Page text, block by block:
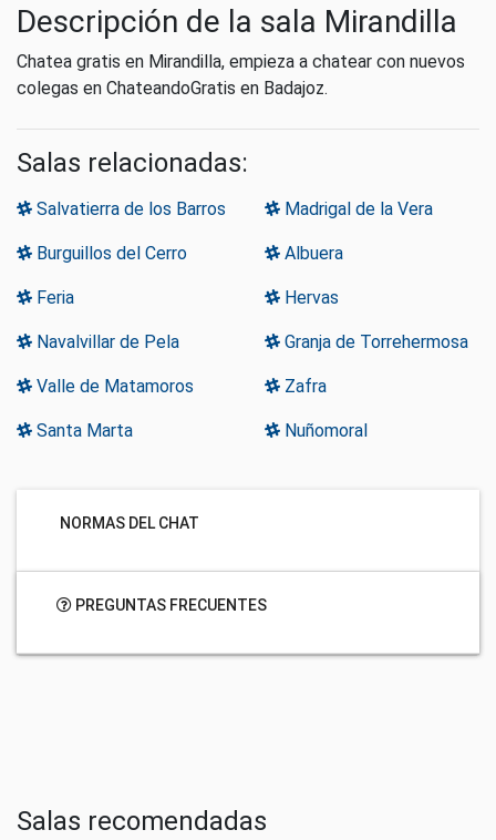
Descripción de la sala Mirandilla
Chatea gratis en Mirandilla, empieza a chatear con nuevos
colegas en ChateandoGratis en Badajoz.
Salas relacionadas:
Salvatierra de los Barros Madrigal de la Vera
Burguillos del Cerro Albuera
Feria Hervas
Navalvillar de Pela Granja de Torrehermosa
Valle de Matamoros Zafra
Santa Marta Nuñomoral
NORMAS DEL CHAT
PREGUNTAS FRECUENTES
Salas recomendadas